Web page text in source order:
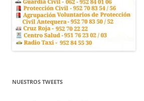
NUESTROS TWEETS